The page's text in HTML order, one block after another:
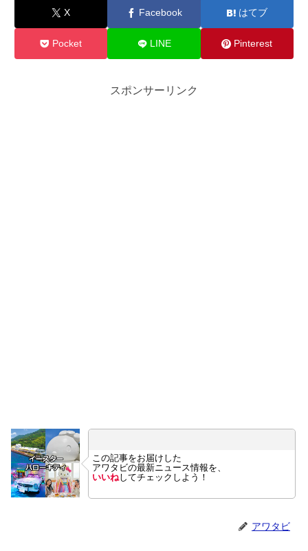
X Facebook はてブ
Pocket LINE Pinterest
スポンサーリンク
この記事をお届けした
アワタビの最新ニュース情報を、
いいねしてチェックしよう！
アワタビ